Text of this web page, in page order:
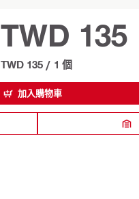
TWD 135
TWD 135 / 1 個
加入購物車